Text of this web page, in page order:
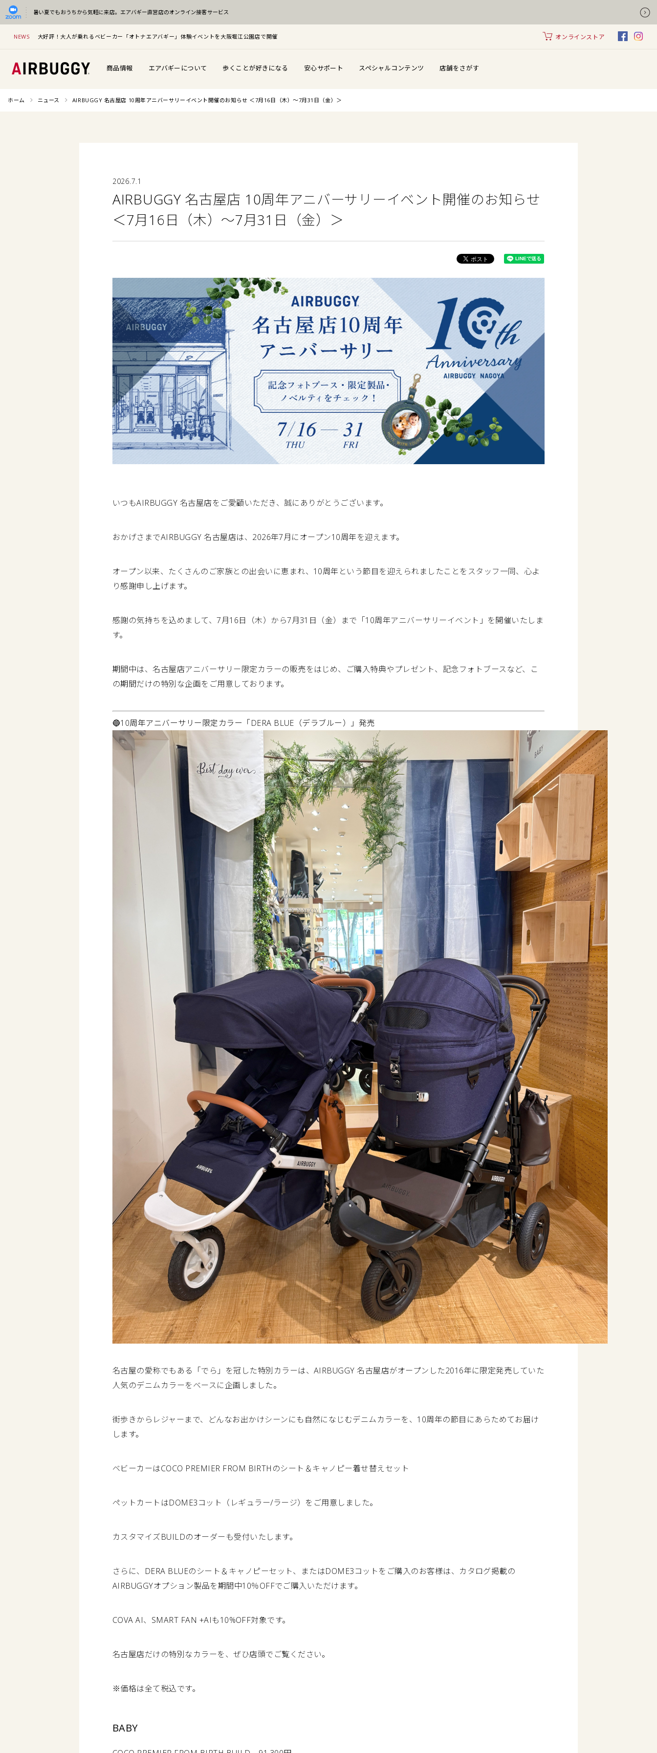
暑い夏でもおうちから気軽に来店。 エアバギー直営店のオンライン接客サービス
NEWS 大好評！大人が乗れるベビーカー「オトナエアバギー」体験イベントを大阪堀江公園店で開催 オンラインストア
商品情報 エアバギーについて 歩くことが好きになる 安心サポート スペシャルコンテンツ 店舗をさがす
ホーム ニュース AIRBUGGY 名古屋店 10周年アニバーサリーイベント開催のお知らせ ＜7月16日（木）〜7月31日（金）＞
2026.7.1
AIRBUGGY 名古屋店 10周年アニバーサリーイベント開催のお知らせ
＜7月16日（木）〜7月31日（金）＞
いつもAIRBUGGY 名古屋店をご愛顧いただき、誠にありがとうございます。
おかげさまでAIRBUGGY 名古屋店は、2026年7月にオープン10周年を迎えます。
オープン以来、たくさんのご家族との出会いに恵まれ、10周年という節目を迎えられましたことをスタッフ一同、心よ
り感謝申し上げます。
感謝の気持ちを込めまして、7月16日（木）から7月31日（金）まで「10周年アニバーサリーイベント」を開催いたしま
す。
期間中は、名古屋店アニバーサリー限定カラーの販売をはじめ、ご購入特典やプレゼント、記念フォトブースなど、こ
の期間だけの特別な企画をご用意しております。
🔵10周年アニバーサリー限定カラー「DERA BLUE（デラブルー）」発売
名古屋の愛称でもある「でら」を冠した特別カラーは、AIRBUGGY 名古屋店がオープンした2016年に限定発売していた
人気のデニムカラーをベースに企画しました。
街歩きからレジャーまで、どんなお出かけシーンにも自然になじむデニムカラーを、10周年の節目にあらためてお届け
します。
ベビーカーはCOCO PREMIER FROM BIRTHのシート＆キャノピー着せ替えセット
ペットカートはDOME3コット（レギュラー/ラージ）をご用意しました。
カスタマイズBUILDのオーダーも受付いたします。
さらに、DERA BLUEのシート＆キャノピーセット、またはDOME3コットをご購入のお客様は、カタログ掲載の
AIRBUGGYオプション製品を期間中10％OFFでご購入いただけます。
COVA AI、SMART FAN +AIも10%OFF対象です。
名古屋店だけの特別なカラーを、ぜひ店頭でご覧ください。
※価格は全て税込です。
BABY